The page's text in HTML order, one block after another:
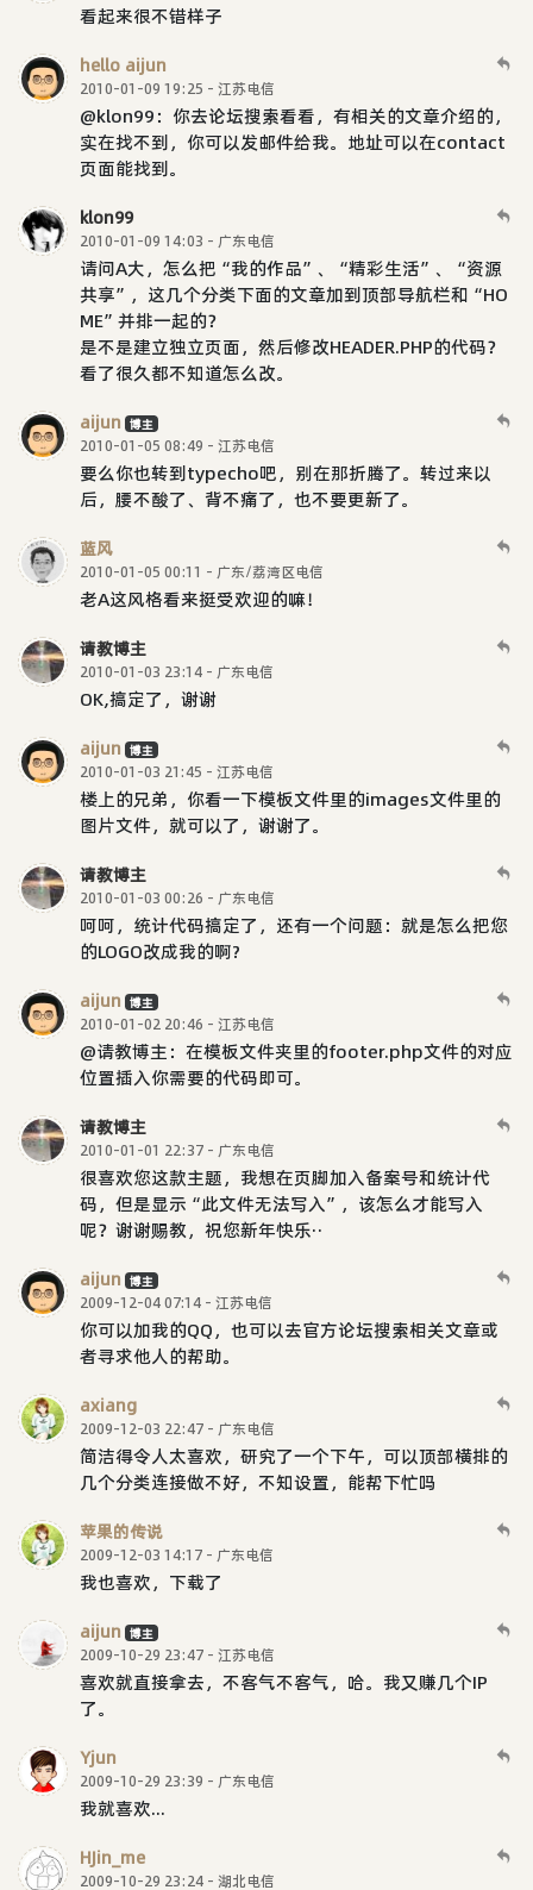
看起来很不错样子
hello aijun
2010-01-09 19:25 - 江苏电信
@klon99：你去论坛搜索看看，有相关的文章介绍的，
实在找不到，你可以发邮件给我。地址可以在contact
页面能找到。
klon99
2010-01-09 14:03 - 广东电信
请问A大，怎么把“我的作品”、“精彩生活”、“资源
共享”，这几个分类下面的文章加到顶部导航栏和“HO
ME”并排一起的？
是不是建立独立页面，然后修改HEADER.PHP的代码？
看了很久都不知道怎么改。
aijun 博主
2010-01-05 08:49 - 江苏电信
要么你也转到typecho吧，别在那折腾了。转过来以
后，腰不酸了、背不痛了，也不要更新了。
蓝风
2010-01-05 00:11 - 广东/荔湾区电信
老A这风格看来挺受欢迎的嘛！
请教博主
2010-01-03 23:14 - 广东电信
OK,搞定了，谢谢
aijun 博主
2010-01-03 21:45 - 江苏电信
楼上的兄弟，你看一下模板文件里的images文件里的
图片文件，就可以了，谢谢了。
请教博主
2010-01-03 00:26 - 广东电信
呵呵，统计代码搞定了，还有一个问题：就是怎么把您
的LOGO改成我的啊?
aijun 博主
2010-01-02 20:46 - 江苏电信
@请教博主：在模板文件夹里的footer.php文件的对应
位置插入你需要的代码即可。
请教博主
2010-01-01 22:37 - 广东电信
很喜欢您这款主题，我想在页脚加入备案号和统计代
码，但是显示“此文件无法写入”，该怎么才能写入
呢？谢谢赐教，祝您新年快乐··
aijun 博主
2009-12-04 07:14 - 江苏电信
你可以加我的QQ，也可以去官方论坛搜索相关文章或
者寻求他人的帮助。
axiang
2009-12-03 22:47 - 广东电信
简洁得令人太喜欢，研究了一个下午，可以顶部横排的
几个分类连接做不好，不知设置，能帮下忙吗
苹果的传说
2009-12-03 14:17 - 广东电信
我也喜欢，下载了
aijun 博主
2009-10-29 23:47 - 江苏电信
喜欢就直接拿去，不客气不客气，哈。我又赚几个IP
了。
Yjun
2009-10-29 23:39 - 广东电信
我就喜欢...
HJin_me
2009-10-29 23:24 - 湖北电信